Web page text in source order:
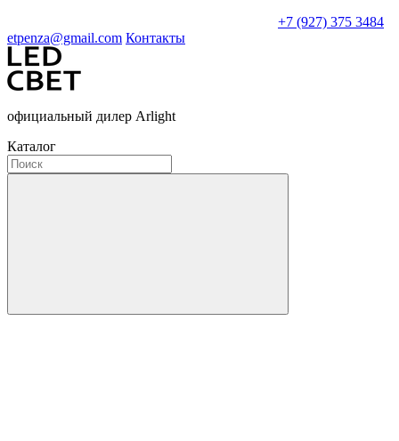
+7 (927) 375 3484
etpenza@gmail.com Контакты
официальный дилер Arlight
Каталог